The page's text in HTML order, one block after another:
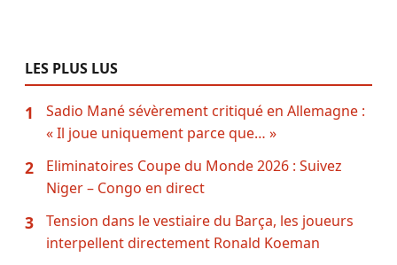
LES PLUS LUS
1
Sadio Mané sévèrement critiqué en Allemagne :
« Il joue uniquement parce que… »
2
Eliminatoires Coupe du Monde 2026 : Suivez
Niger – Congo en direct
3
Tension dans le vestiaire du Barça, les joueurs
interpellent directement Ronald Koeman